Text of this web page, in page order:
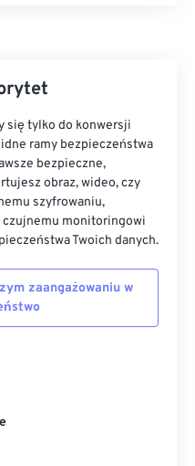
się tylko do konwersji
ramy bezpieczeństwa
bezpieczne,
obraz, wideo, czy
szyfrowaniu,
czujnemu monitoringowi
Twoich danych.
zaangażowaniu w